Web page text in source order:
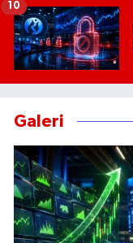
10
Galeri